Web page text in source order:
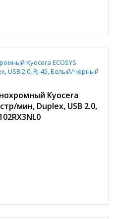
Kyocera
мин, Duplex, USB 2.0,